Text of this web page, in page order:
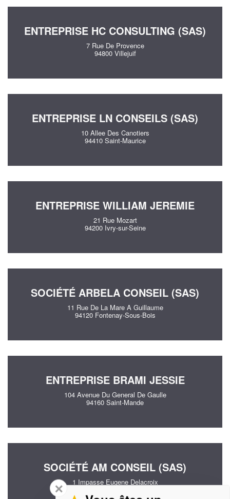
ENTREPRISE HC CONSULTING (SAS)
7 Rue De Provence
94800 Villejuif
ENTREPRISE LN CONSEILS (SAS)
10 Allee Des Canotiers
94410 Saint-Maurice
ENTREPRISE WILLIAM JEREMIE
21 Rue Mozart
94200 Ivry-sur-Seine
SOCIÉTÉ ARBELA CONSEIL (SAS)
11 Rue De La Mare A Guillaume
94120 Fontenay-Sous-Bois
ENTREPRISE BRAMI JESSIE
104 Avenue Du General De Gaulle
94160 Saint-Mande
SOCIÉTÉ AM CONSEIL (SAS)
1 Impasse Eugene Delacroix
✕